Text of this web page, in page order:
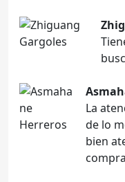
La
de lo
bien